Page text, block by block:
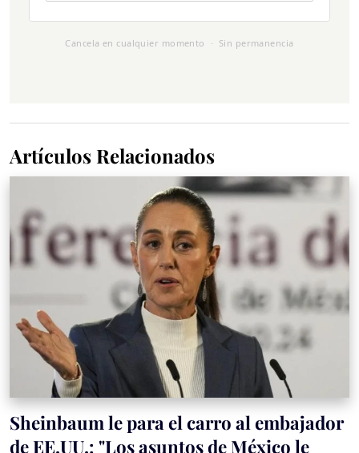
Cancela en cualquier momento · Sin permanencia
Artículos Relacionados
Sheinbaum le para el carro al embajador
de EE.UU.: "Los asuntos de México le